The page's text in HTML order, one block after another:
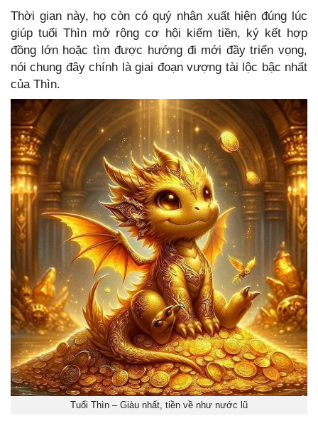
Thời gian này, họ còn có quý nhân xuất hiện đúng lúc
giúp tuổi Thìn mở rộng cơ hội kiếm tiền, ký kết hợp
đồng lớn hoặc tìm được hướng đi mới đầy triển vọng,
nói chung đây chính là giai đoạn vượng tài lộc bậc nhất
của Thìn.
Tuổi Thìn – Giàu nhất, tiền về như nước lũ